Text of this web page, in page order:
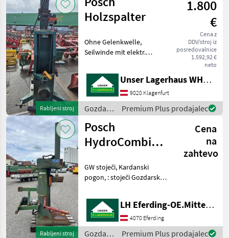
lesarska
mehanizacija
/ Posch
Rabljeni stroj
Holzspalter
1.800
€
Cena z
DDV/stroj iz
posredovalnice
1.592,92 €
neto
Ohne Gelenkwelle,
Seilwinde mit elektr.
Informieren Sie sichbitte
vor Fahrt-Antritt
telefonisch, ob die
von Ihnen angefragte
Maschineaktuel
Unser Lagerhaus WHG, Kärnten, Klagenfurt
9020 Klagenfurt
Gozdarska
in
lesarska
mehanizacija
/ Posch
Premium Plus prodajalec
Rabljeni stroj
Posch
HydroCombi
Cena
na
zahtevo
GW stoječi, Kardanski
pogon, : stoječi Gozdarska
Cepilnik lesa
LH Eferding-OE.Mitte, Eferding
4070 Eferding
Gozdarska Premium Plus prodajalec